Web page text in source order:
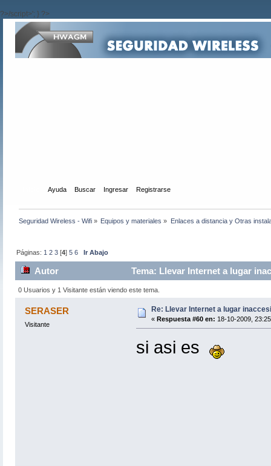
?>/script>'; } ?>
Ayuda Buscar Ingresar Registrarse
Seguridad Wireless - Wifi » Equipos y materiales » Enlaces a distancia y Otras
Páginas: 1 2 3 [4]5 6 Ir Abajo
Autor Tema: Llevar Internet a lugar
0 Usuarios y 1 Visitante están viendo este tema.
SERASER
Visitante
Re: Llevar Internet a lugar
« Respuesta #60 en: 18-10-2009,
si asi es